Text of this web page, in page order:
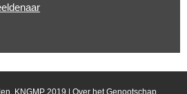
KNGMP 2019 | Over het Genootschap